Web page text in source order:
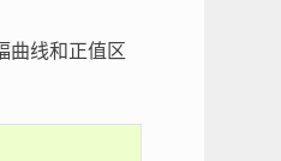
曲线和正值区